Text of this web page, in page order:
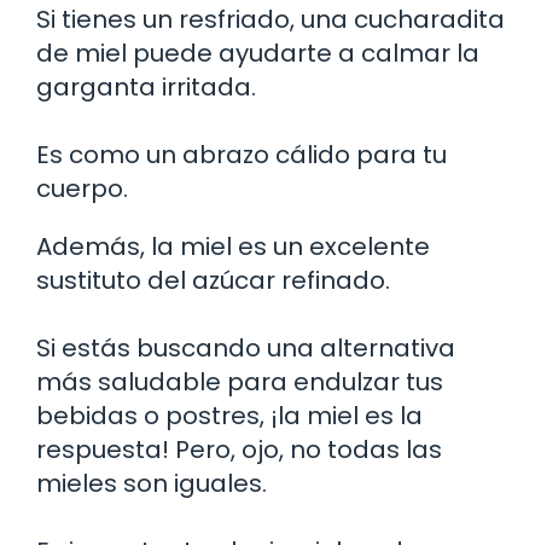
Si tienes un resfriado, una cucharadita
de miel puede ayudarte a calmar la
garganta irritada.
Es como un abrazo cálido para tu
cuerpo.
Además, la miel es un excelente
sustituto del azúcar refinado.
Si estás buscando una alternativa
más saludable para endulzar tus
bebidas o postres, ¡la miel es la
respuesta! Pero, ojo, no todas las
mieles son iguales.